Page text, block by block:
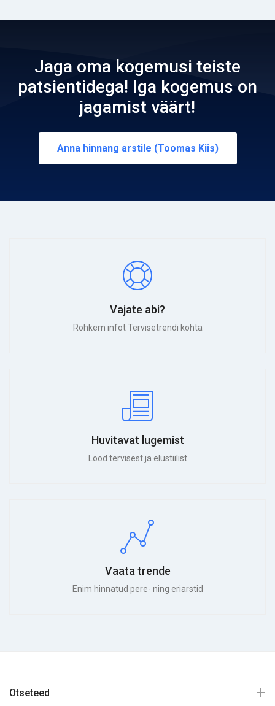
Jaga oma kogemusi teiste
patsientidega! Iga kogemus on
jagamist väärt!
Anna hinnang arstile (Toomas Kiis)
Vajate abi?
Rohkem infot Tervisetrendi kohta
Huvitavat lugemist
Lood tervisest ja elustiilist
Vaata trende
Enim hinnatud pere- ning eriarstid
Otseteed